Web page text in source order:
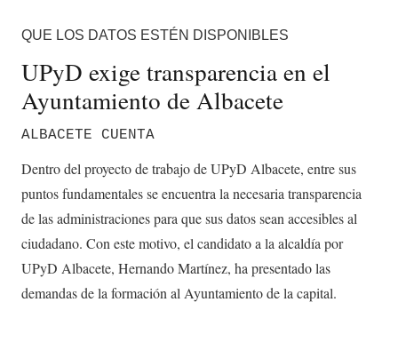
QUE LOS DATOS ESTÉN DISPONIBLES
UPyD exige transparencia en el
Ayuntamiento de Albacete
ALBACETE CUENTA
Dentro del proyecto de trabajo de UPyD Albacete, entre sus
puntos fundamentales se encuentra la necesaria transparencia
de las administraciones para que sus datos sean accesibles al
ciudadano. Con este motivo, el candidato a la alcaldía por
UPyD Albacete, Hernando Martínez, ha presentado las
demandas de la formación al Ayuntamiento de la capital.